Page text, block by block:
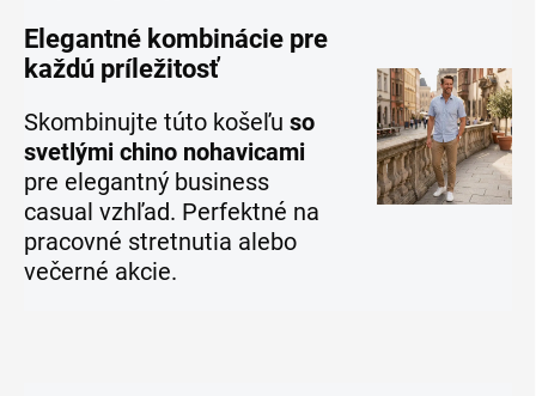
Elegantné kombinácie pre
každú príležitosť
Skombinujte túto košeľu so
svetlými chino nohavicami
pre elegantný business
casual vzhľad. Perfektné na
pracovné stretnutia alebo
večerné akcie.